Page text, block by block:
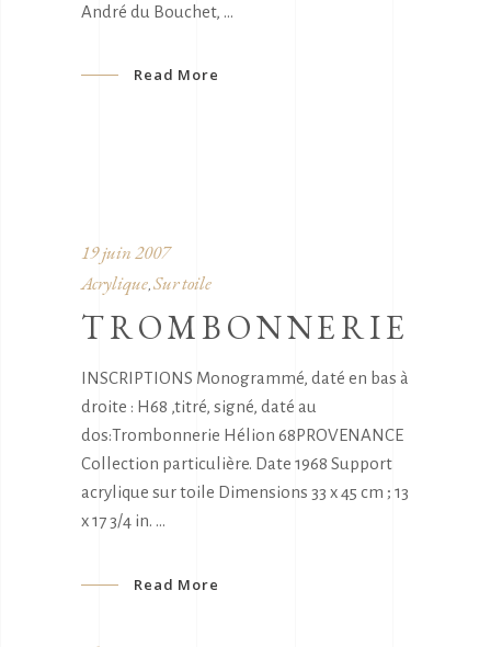
André du Bouchet,
Read More
19 juin 2007
Acrylique, Sur toile
TROMBONNERIE
INSCRIPTIONS Monogrammé, daté en bas à
droite : H68 ,titré, signé, daté au
dos:Trombonnerie Hélion 68PROVENANCE
Collection particulière. Date 1968 Support
acrylique sur toile Dimensions 33 x 45 cm ; 13
x 17 3/4 in.
Read More